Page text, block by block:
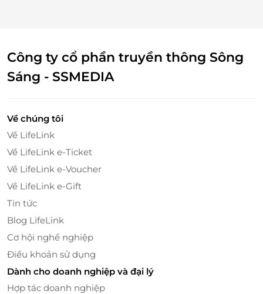
Trải nghiệm ẩm thực khác biệt tại
tay mang đến trải nghiệm ẩm thực
Ưu đãi đa dạng, tiện lợi tối ưu
LifeLink.vn là nền tảng cung cấp hàng nghìn ưu đãi
ẩm thực, dịch vụ và giải trí. Với Thẻ quà tặng LifeLink,
bạn không chỉ được thưởng thức món ngon từ
Chixmax mà còn tiết kiệm tối đa chi phí, linh hoạt sử
Công ty cổ phần truyền thông Sông
Sáng - SSMEDIA
Về chúng tôi
Về LifeLink
Về LifeLink e-Ticket
Về LifeLink e-Voucher
Về LifeLink e-Gift
Tin tức
Blog LifeLink
Cơ hội nghề nghiệp
Điều khoản sử dụng
Dành cho doanh nghiệp và đại lý
Hợp tác doanh nghiệp